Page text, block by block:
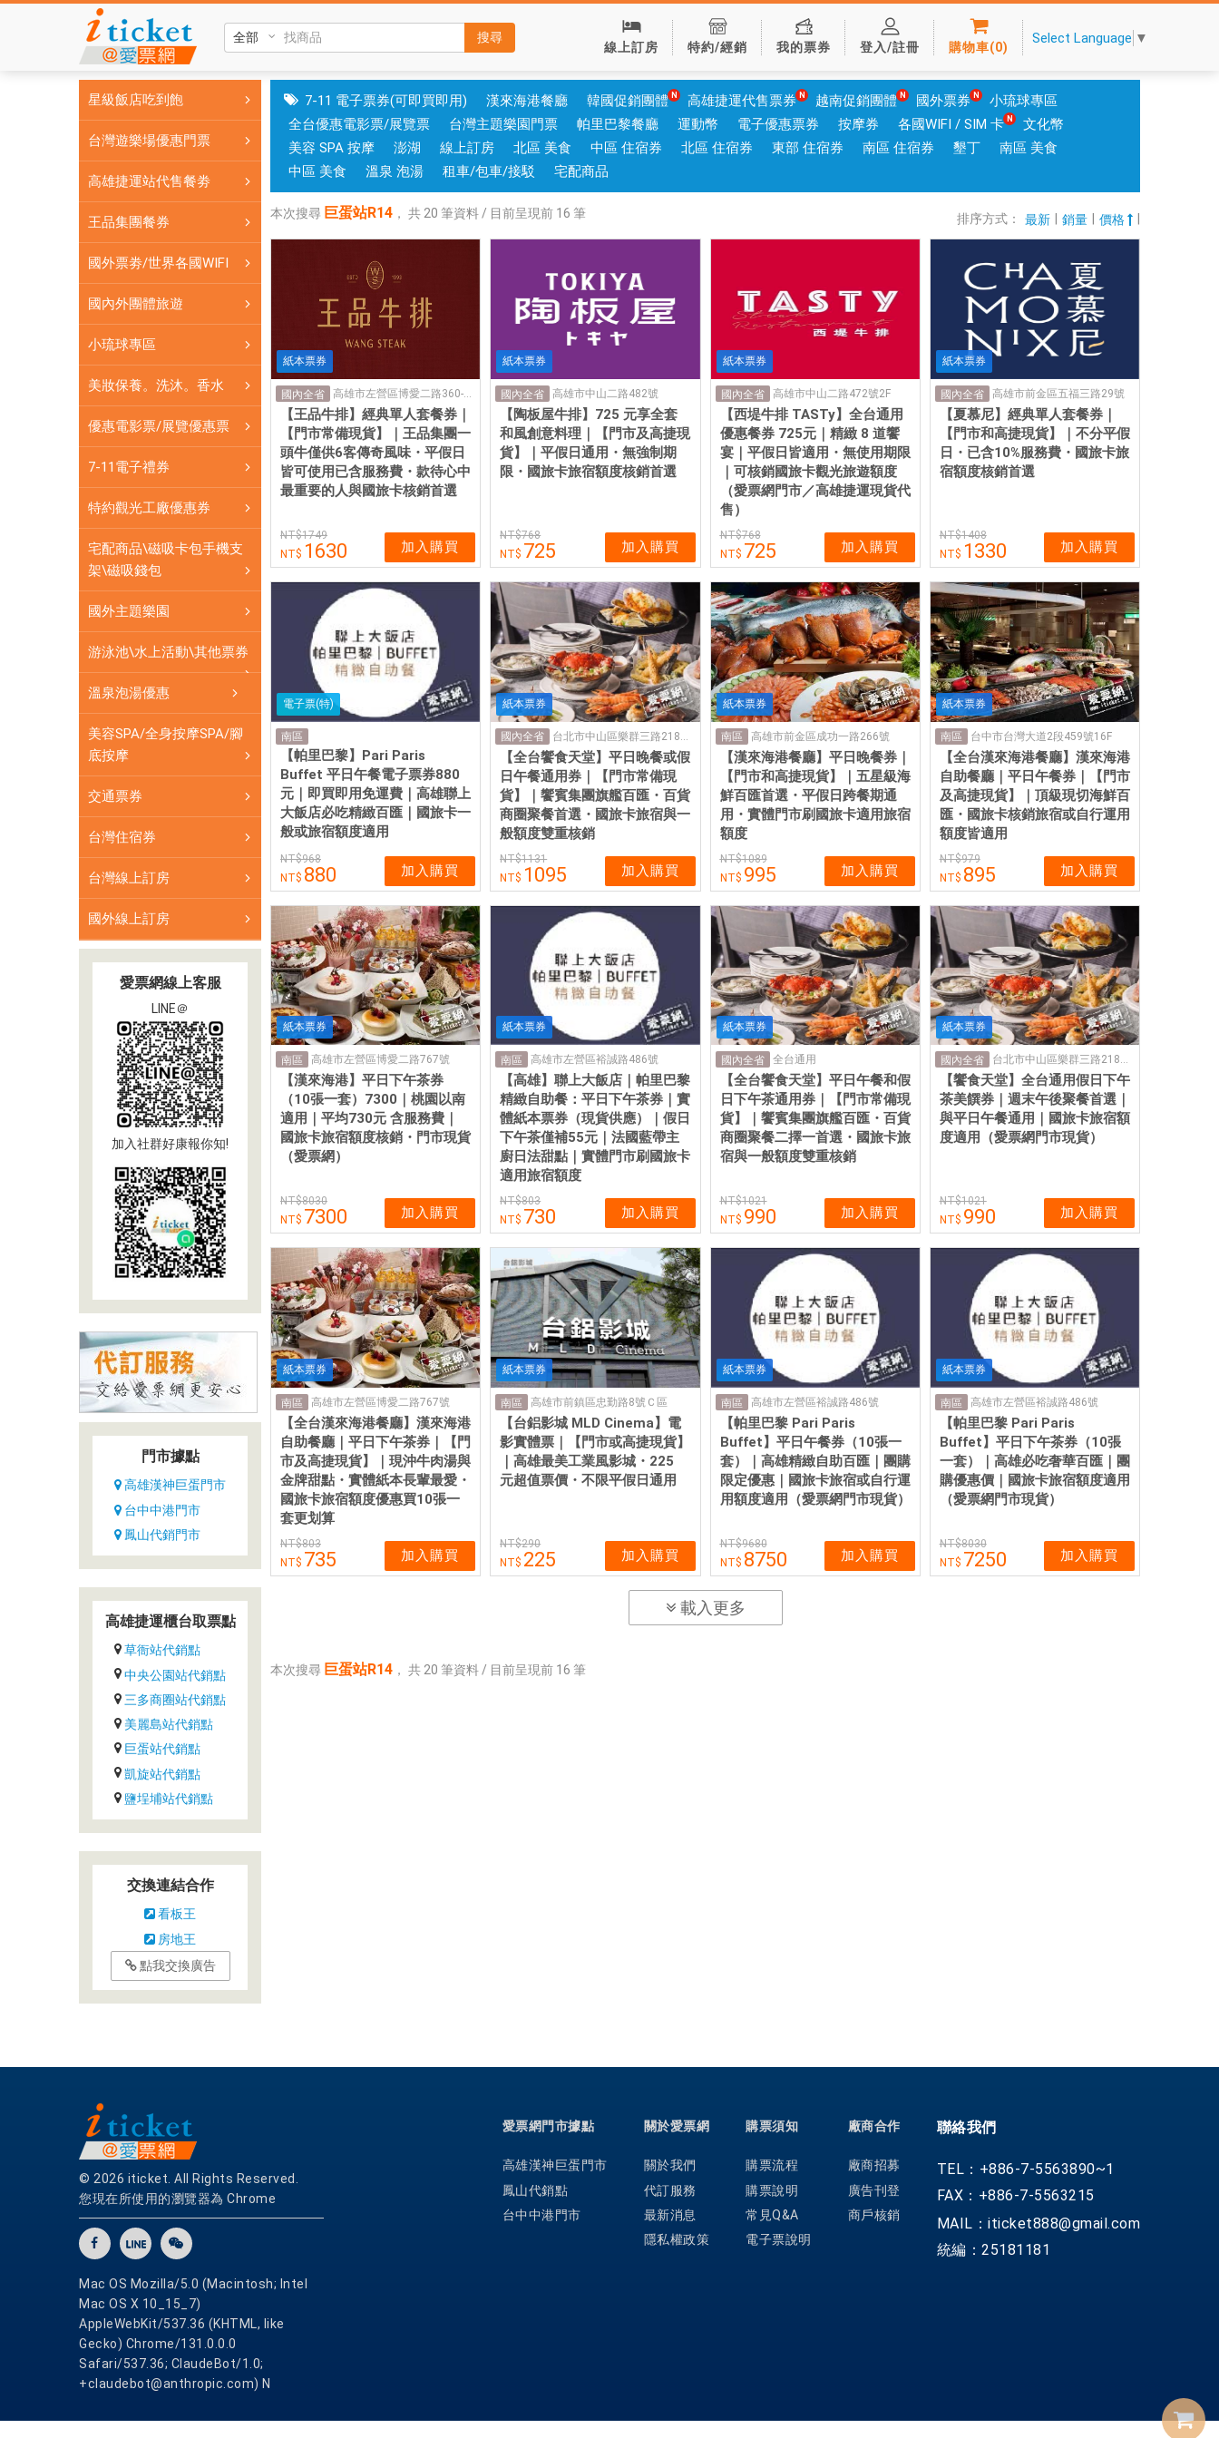
R14|
和
高
雄
體
門
票
可
即
買
即
搜尋
線上訂房 特約/經銷 我的票券 登入/註冊 購物車(0)
Select Language ▼
星級飯店吃到飽
台灣遊樂場優惠門票
高雄捷運站代售餐劵
王品集團餐券
國外票劵/世界各國WIFI
國內外團體旅遊
小琉球專區
美妝保養。洗沐。香水
優惠電影票/展覽優惠票
7-11電子禮券
特約觀光工廠優惠券
宅配商品\磁吸卡包手機支
架\磁吸錢包
國外主題樂園
游泳池\水上活動\其他票券
溫泉泡湯優惠
美容SPA/全身按摩SPA/腳
底按摩
交通票券
台灣住宿券
台灣線上訂房
國外線上訂房
愛票網線上客服
LINE＠
加入社群好康報你知!
門市據點
高雄漢神巨蛋門市
台中中港門市
鳳山代銷門市
高雄捷運櫃台取票點
草衙站代銷點
中央公園站代銷點
三多商圈站代銷點
美麗島站代銷點
巨蛋站代銷點
凱旋站代銷點
鹽埕埔站代銷點
交換連結合作
看板王
房地王
點我交換廣告
7-11 電子票券(可即買即用) 漢來海港餐廳 韓國促銷團體 高雄捷運代售票券 越南促銷團體 國外票券
小琉球專區
全台優惠電影票/展覽票
台灣主題樂園門票 帕里巴黎餐廳 運動幣 電子優惠票券 按摩券 各國WIFI / SIM 卡
文化幣
美容 SPA 按摩
澎湖 線上訂房 北區 美食 中區 住宿券 北區 住宿券 東部 住宿券 南區 住宿券 墾丁
南區 美食
中區 美食
溫泉 泡湯 租車/包車/接駁 宅配商品
本次搜尋 巨蛋站R14 ， 共 20 筆資料 / 目前呈現前 16 筆 排序方式： 最新 銷量 價格
紙本票券
國內全省 高雄市左營區博愛二路360-2號
【王品牛排】經典單人套餐券｜
【門市常備現貨】｜王品集團一
頭牛僅供6客傳奇風味・平假日
皆可使用已含服務費・款待心中
最重要的人與國旅卡核銷首選
1749
1630 加入購買
紙本票券
國內全省 高雄市中山二路482號
【陶板屋牛排】725 元享全套
和風創意料理｜【門市及高捷現
貨】｜平假日通用・無強制期
限・國旅卡旅宿額度核銷首選
768
725 加入購買
紙本票券
國內全省 高雄市中山二路472號2F
【西堤牛排 TASTy】全台通用
優惠餐券 725元｜精緻 8 道饗
宴｜平假日皆適用・無使用期限
｜可核銷國旅卡觀光旅遊額度
（愛票網門市／高雄捷運現貨代
售）
768
725 加入購買
紙本票券
國內全省 高雄市前金區五福三路29號
【夏慕尼】經典單人套餐券｜
【門市和高捷現貨】｜不分平假
日・已含10%服務費・國旅卡旅
宿額度核銷首選
1408
1330 加入購買
電子票(特)
南區
【帕里巴黎】Pari Paris
Buffet 平日午餐電子票券880
元｜即買即用免運費｜高雄聯上
大飯店必吃精緻百匯｜國旅卡一
般或旅宿額度適用
968
880 加入購買
紙本票券
國內全省
【全台饗食天堂】平日晚餐或假
日午餐通用券｜【門市常備現
貨】｜饗賓集團旗艦百匯・百貨
商圈聚餐首選・國旅卡旅宿與一
般額度雙重核銷
1131
1095 加入購買
紙本票券
南區 高雄市前金區成功一路266號
【漢來海港餐廳】平日晚餐券｜
【門市和高捷現貨】｜五星級海
鮮百匯首選・平假日跨餐期通
用・實體門市刷國旅卡適用旅宿
額度
1089
995 加入購買
紙本票券
南區 台中市台灣大道2段459號16F
【全台漢來海港餐廳】漢來海港
自助餐廳｜平日午餐券｜【門市
及高捷現貨】｜頂級現切海鮮百
匯・國旅卡核銷旅宿或自行運用
額度皆適用
979
895 加入購買
紙本票券
南區 高雄市左營區博愛二路767號
【漢來海港】平日下午茶券
（10張一套）7300｜桃園以南
適用｜平均730元 含服務費｜
國旅卡旅宿額度核銷・門市現貨
（愛票網）
8030
7300 加入購買
紙本票券
南區 高雄市左營區裕誠路486號
【高雄】聯上大飯店｜帕里巴黎
精緻自助餐：平日下午茶券｜實
體紙本票券（現貨供應）｜假日
下午茶僅補55元｜法國藍帶主
廚日法甜點｜實體門市刷國旅卡
適用旅宿額度
803
730 加入購買
紙本票券
國內全省 全台通用
【全台饗食天堂】平日午餐和假
日下午茶通用券｜【門市常備現
貨】｜饗賓集團旗艦百匯・百貨
商圈聚餐二擇一首選・國旅卡旅
宿與一般額度雙重核銷
1021
990 加入購買
紙本票券
國內全省 台北市中山區樂群三路218號4樓
【饗食天堂】全台通用假日下午
茶美饌券｜週末午後聚餐首選｜
與平日午餐通用｜國旅卡旅宿額
度適用（愛票網門市現貨）
1021
990 加入購買
紙本票券
南區 高雄市左營區博愛二路767號
【全台漢來海港餐廳】漢來海港
自助餐廳｜平日下午茶券｜【門
市及高捷現貨】｜現沖牛肉湯與
金牌甜點・實體紙本長輩最愛・
國旅卡旅宿額度優惠買10張一
套更划算
803
735 加入購買
紙本票券
南區 高雄市前鎮區忠勤路8號Ｃ區
【台鋁影城 MLD Cinema】電
影實體票｜【門市或高捷現貨】
｜高雄最美工業風影城・225
元超值票價・不限平假日通用
290
225 加入購買
紙本票券
南區 高雄市左營區裕誠路486號
【帕里巴黎 Pari Paris
Buffet】平日午餐券（10張一
套）｜高雄精緻自助百匯｜團購
限定優惠｜國旅卡旅宿或自行運
用額度適用（愛票網門市現貨）
9680
8750 加入購買
紙本票券
南區 高雄市左營區裕誠路486號
【帕里巴黎 Pari Paris
Buffet】平日下午茶券（10張
一套）｜高雄必吃奢華百匯｜團
購優惠價｜國旅卡旅宿額度適用
（愛票網門市現貨）
8030
7250 加入購買
載入更多
本次搜尋 巨蛋站R14 ， 共 20 筆資料 / 目前呈現前 16 筆
© 2026 iticket. All Rights Reserved.
您現在所使用的瀏覽器為 Chrome
Mac OS Mozilla/5.0 (Macintosh; Intel
Mac OS X 10_15_7)
AppleWebKit/537.36 (KHTML, like
Gecko) Chrome/131.0.0.0
Safari/537.36; ClaudeBot/1.0;
+claudebot@anthropic.com) N
聯絡我們
TEL：+886-7-5563890~1
FAX：+886-7-5563215
MAIL：iticket888@gmail.com
統編：25181181
廠商合作
廠商招募
廣告刊登
商戶核銷
購票須知
購票流程
購票說明
常見Q&A
電子票說明
關於愛票網
關於我們
代訂服務
最新消息
隱私權政策
愛票網門市據點
高雄漢神巨蛋門市
鳳山代銷點
台中中港門市